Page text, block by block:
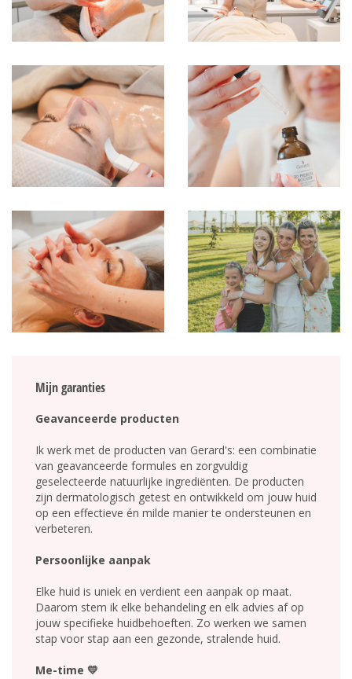
Mijn garanties
Geavanceerde producten
Ik werk met de producten van Gerard's: een combinatie
van geavanceerde formules en zorgvuldig
geselecteerde natuurlijke ingrediënten. De producten
zijn dermatologisch getest en ontwikkeld om jouw huid
op een effectieve én milde manier te ondersteunen en
verbeteren.
Persoonlijke aanpak
Elke huid is uniek en verdient een aanpak op maat.
Daarom stem ik elke behandeling en elk advies af op
jouw specifieke huidbehoeften. Zo werken we samen
stap voor stap aan een gezonde, stralende huid.
Me-time 💛